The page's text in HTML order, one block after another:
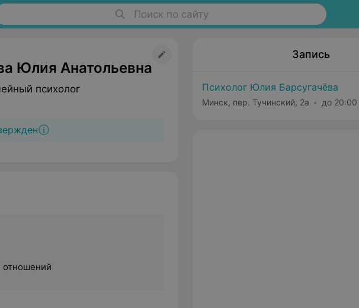
Поиск по сайту
Юлия Анатольевна
психолог
отношений
Запись
Психолог Юлия Барсугачёва
Минск, пер. Тучинский, 2а до 20:00